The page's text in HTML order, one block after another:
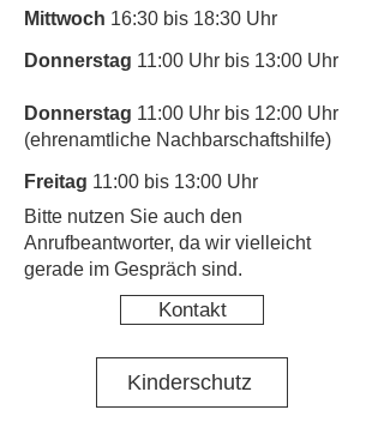
Mittwoch 16:30 bis 18:30 Uhr
Donnerstag 11:00 Uhr bis 13:00 Uhr
Donnerstag 11:00 Uhr bis 12:00 Uhr
(ehrenamtliche Nachbarschaftshilfe)
Freitag 11:00 bis 13:00 Uhr
​Bitte nutzen Sie auch den
Anrufbeantworter, da wir vielleicht
gerade im Gespräch sind.
Kontakt
Kinderschutz